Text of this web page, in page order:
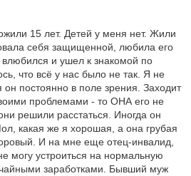
15 лет. Детей у меня нет. Жили
себя защищенной, любила его
и ушел к знакомой по
что всё у нас было не так. Я не
постоянно в поле зрения. Заходит
проблемами - то ОНА его не
решили расстаться. Иногда он
какая же я хорошая, а она грубая
И на мне еще отец-инвалид,
могу устроиться на нормальную
заработками. Бывший муж